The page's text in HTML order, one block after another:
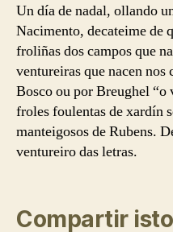
Un día de nadal, ollando
Nacimento, decateime de
froliñas dos campos que
ventureiras que nacen nos
Bosco ou por Breughel “o
froles foulentas de xardín
manteigosos de Rubens.
ventureiro das letras.
Compartir